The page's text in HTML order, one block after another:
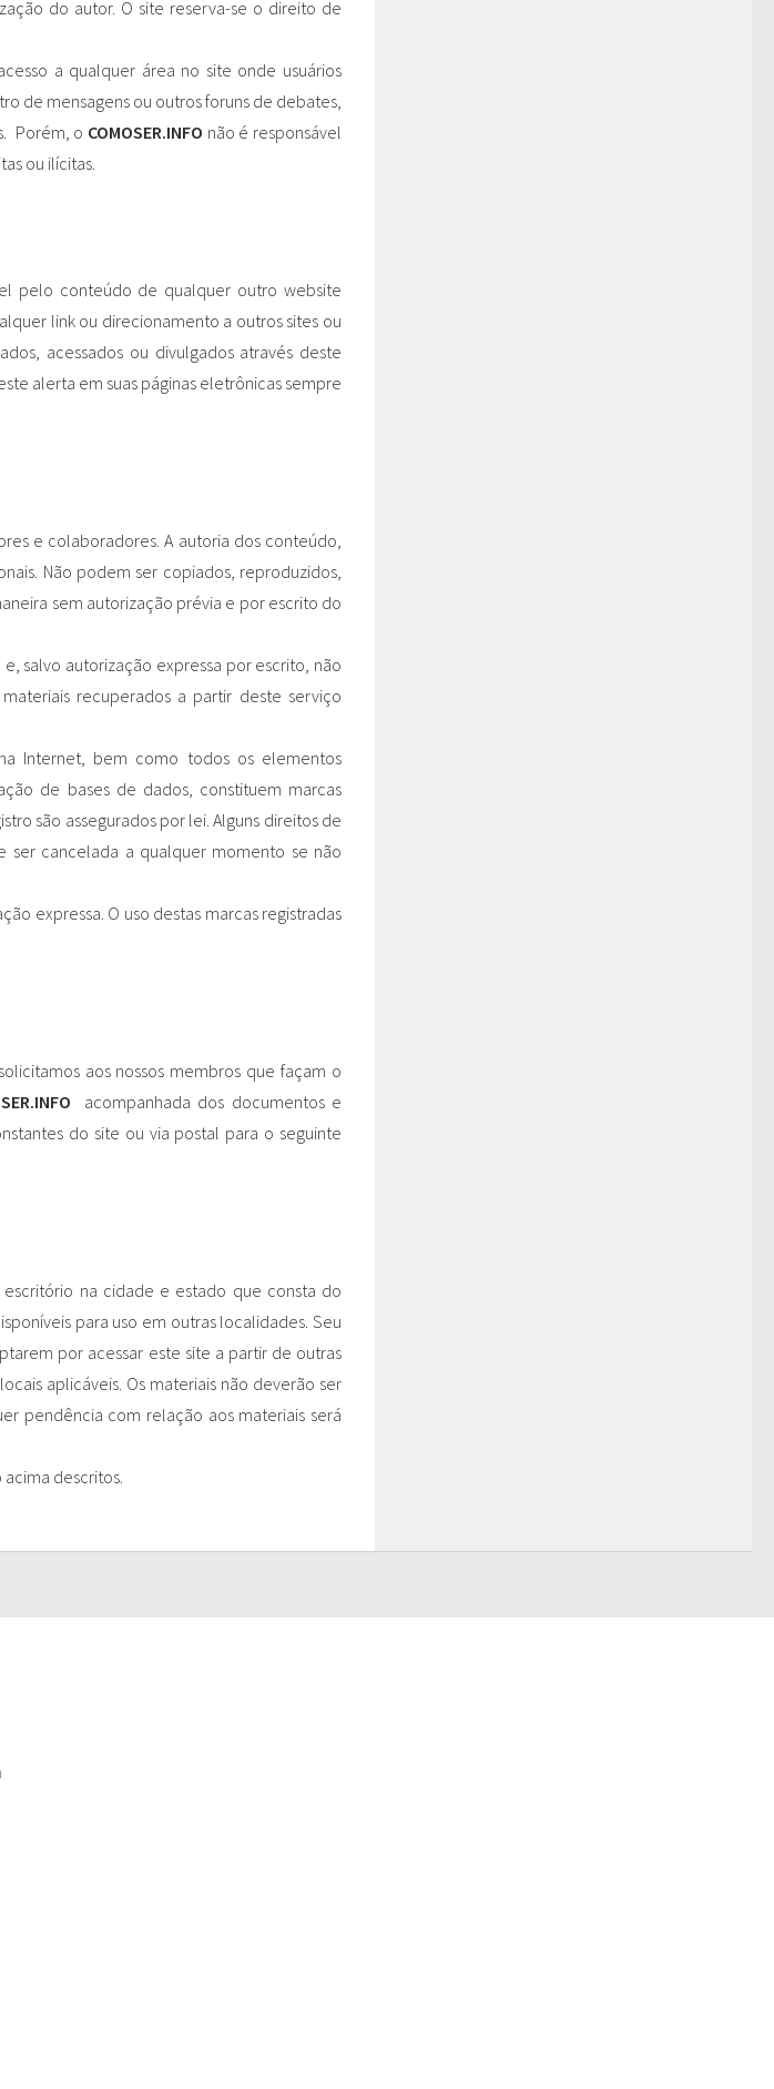
do autor. O site reserva-se o direito de
a qualquer área no site onde usuários
de mensagens ou outros foruns de debates,
Porém, o COMOSER.INFO não é responsável
ou ilícitas.
pelo conteúdo de qualquer outro website
link ou direcionamento a outros sites ou
acessados ou divulgados através deste
alerta em suas páginas eletrônicas sempre
e colaboradores. A autoria dos conteúdo,
Não podem ser copiados, reproduzidos,
sem autorização prévia e por escrito do
salvo autorização expressa por escrito, não
recuperados a partir deste serviço
Internet, bem como todos os elementos
de bases de dados, constituem marcas
são assegurados por lei. Alguns direitos de
cancelada a qualquer momento se não
expressa. O uso destas marcas registradas
aos nossos membros que façam o
acompanhada dos documentos e
do site ou via postal para o seguinte
na cidade e estado que consta do
para uso em outras localidades. Seu
por acessar este site a partir de outras
aplicáveis. Os materiais não deverão ser
pendência com relação aos materiais será
descritos.